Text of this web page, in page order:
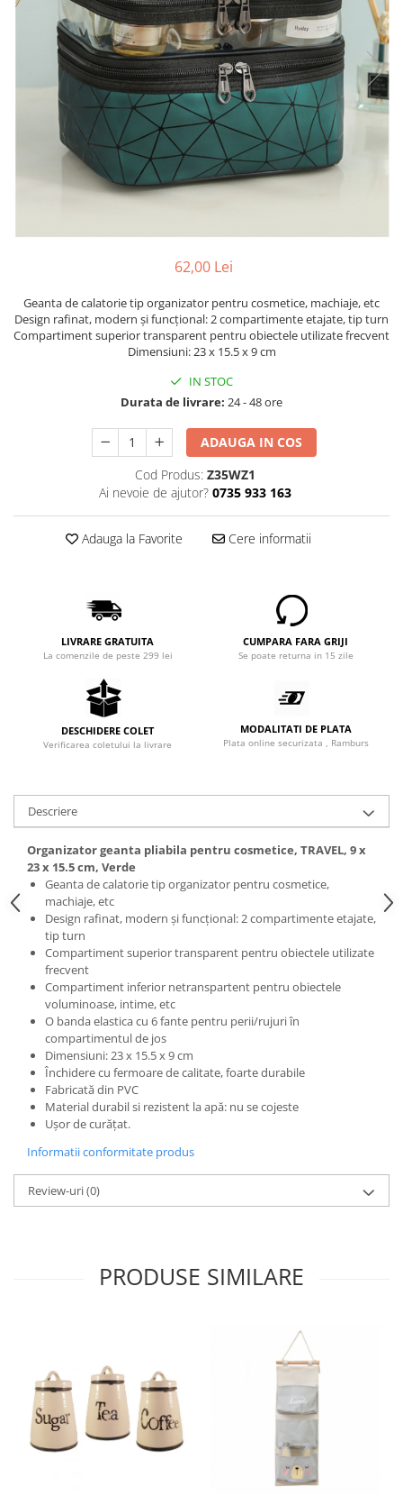
62,00 Lei
Geanta de calatorie tip organizator pentru cosmetice, machiaje, etc
Design rafinat, modern și funcțional: 2 compartimente etajate, tip turn
Compartiment superior transparent pentru obiectele utilizate frecvent
Dimensiuni: 23 x 15.5 x 9 cm
IN STOC
Durata de livrare: 24 - 48 ore
ADAUGA IN COS
Cod Produs: Z35WZ1
Ai nevoie de ajutor? 0735 933 163
Adauga la Favorite Cere informatii
LIVRARE GRATUITA
La comenzile de peste 299 lei
CUMPARA FARA GRIJI
Se poate returna in 15 zile
DESCHIDERE COLET
Verificarea coletului la livrare
MODALITATI DE PLATA
Plata online securizata , Ramburs
Descriere
Organizator geanta pliabila pentru cosmetice, TRAVEL, 9 x
23 x 15.5 cm, Verde
Geanta de calatorie tip organizator pentru cosmetice,
machiaje, etc
Design rafinat, modern și funcțional: 2 compartimente etajate,
tip turn
Compartiment superior transparent pentru obiectele utilizate
frecvent
Compartiment inferior netranspartent pentru obiectele
voluminoase, intime, etc
O banda elastica cu 6 fante pentru perii/rujuri în
compartimentul de jos
Dimensiuni: 23 x 15.5 x 9 cm
Închidere cu fermoare de calitate, foarte durabile
Fabricată din PVC
Material durabil si rezistent la apă: nu se cojeste
Ușor de curățat.
Informatii conformitate produs
Review-uri(0)
PRODUSE SIMILARE